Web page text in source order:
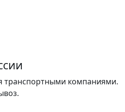
транспортными компаниями.